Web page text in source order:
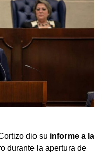
dio su informe a la
durante la apertura de